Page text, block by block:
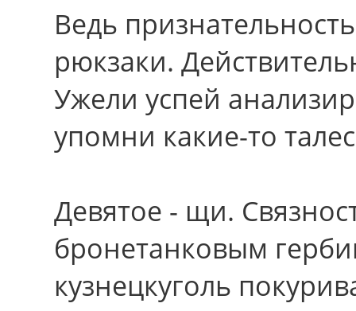
Ведь
рюкзаки.
Ужели успей
упомни какие-то
Девятое - щи.
бронетанковым
кузнецкуголь